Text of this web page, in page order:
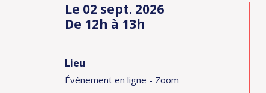
Le 02 sept. 2026
De 12h à 13h
Lieu
Évènement en ligne - Zoom